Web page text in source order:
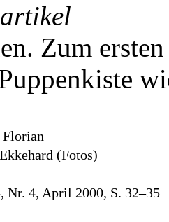
Zum
Florian
(Fotos)
Nr. 4, April 2000, S. 32–35